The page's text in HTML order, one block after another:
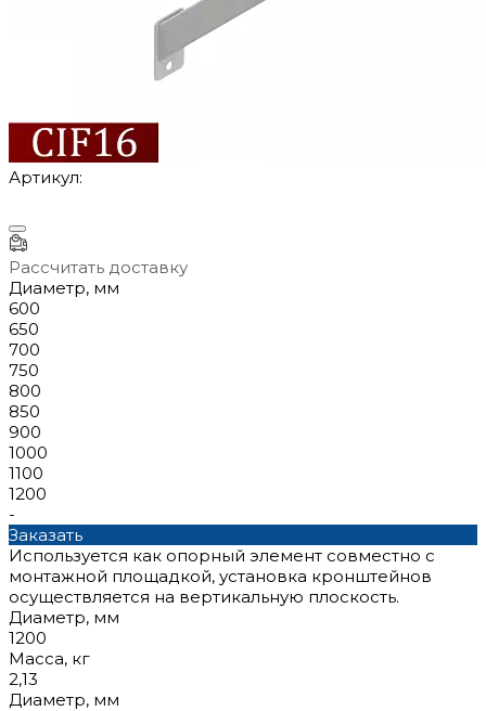
Артикул:
Рассчитать доставку
Диаметр, мм
600
650
700
750
800
850
900
1000
1100
1200
-
Заказать
Используется как опорный элемент совместно с
монтажной площадкой, установка кронштейнов
осуществляется на вертикальную плоскость.
Диаметр, мм
1200
Масса, кг
2,13
Диаметр, мм